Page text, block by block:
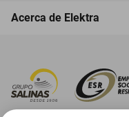
Acerca de Elektra